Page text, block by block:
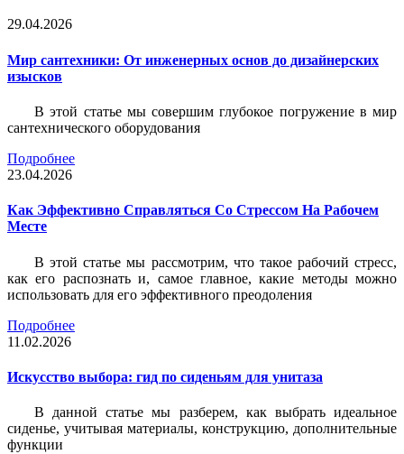
29.04.2026
Мир сантехники: От инженерных основ до дизайнерских
изысков
В этой статье мы совершим глубокое погружение в мир
сантехнического оборудования
Подробнее
23.04.2026
Как Эффективно Справляться Со Стрессом На Рабочем
Месте
В этой статье мы рассмотрим, что такое рабочий стресс,
как его распознать и, самое главное, какие методы можно
использовать для его эффективного преодоления
Подробнее
11.02.2026
Искусство выбора: гид по сиденьям для унитаза
В данной статье мы разберем, как выбрать идеальное
сиденье, учитывая материалы, конструкцию, дополнительные
функции